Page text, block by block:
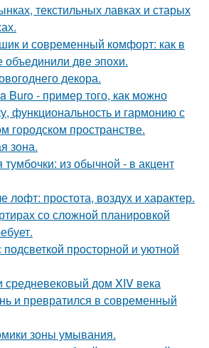
текстильных лавках и старых
и современный комфорт: как в
две эпохи.
декора.
Buro - пример того, как можно
функциональность и гармонию с
городском пространстве.
зона.
из обычной - в акцент
лофт: простота, воздух и характер.
со сложной планировкой
просторной и уютной
дом XIV века
и превратился в современный
зоны умывания.